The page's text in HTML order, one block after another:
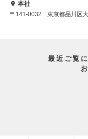
本社
〒141-0032 東京都品川区
最近ご覧